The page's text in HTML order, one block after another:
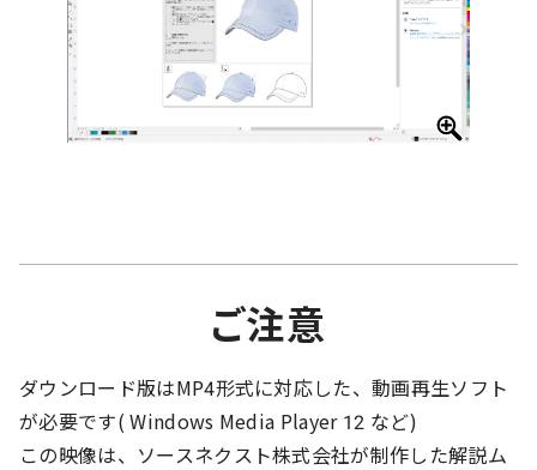
ご注意
ダウンロード版はMP4形式に対応した、動画再生ソフト
が必要です( Windows Media Player 12 など)
この映像は、ソースネクスト株式会社が制作した解説ム